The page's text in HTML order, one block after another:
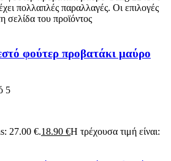
πολλαπλές παραλλαγές. Οι επιλογές
σελίδα του προϊόντος
φούτερ προβατάκι μαύρο
5
27.00 €.18.90 €Η τρέχουσα τιμή είναι: